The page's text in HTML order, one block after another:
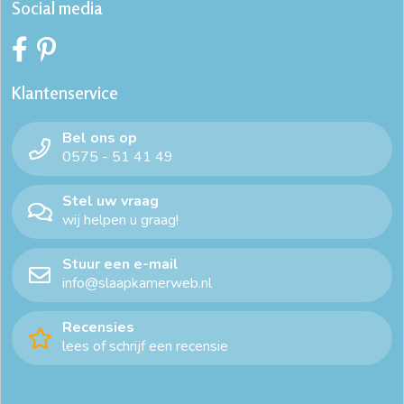
Social media
Klantenservice
Bel ons op
0575 - 51 41 49
Stel uw vraag
wij helpen u graag!
Stuur een e-mail
info@slaapkamerweb.nl
Recensies
lees of schrijf een recensie